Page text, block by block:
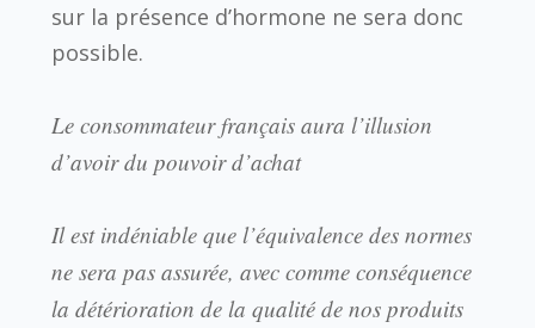
sur la présence d’hormone ne sera donc
possible.
Le consommateur français aura l’illusion
d’avoir du pouvoir d’achat
Il est indéniable que l’équivalence des normes
ne sera pas assurée, avec comme conséquence
la détérioration de la qualité de nos produits